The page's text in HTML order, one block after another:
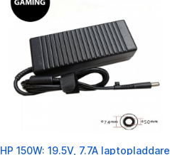
HP 150W: 19.5V, 7.7A laptopladdare